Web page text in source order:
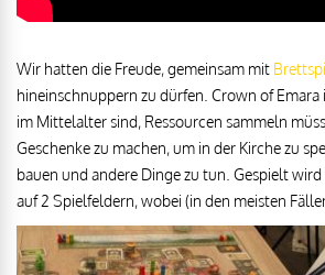
Wir hatten die Freude, gemeinsam mit
hineinschnuppern zu dürfen. Crown of Emara
im Mittelalter sind, Ressourcen sammeln
Geschenke zu machen, um in der Kirche zu
bauen und andere Dinge zu tun. Gespielt
auf 2 Spielfeldern, wobei (in den meisten